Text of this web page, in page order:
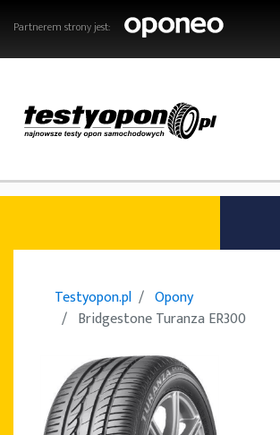
Partnerem strony jest:
AKTUALNOŚCI
OPONY
TESTY OPON
Testyopon.pl
Opony
Bridgestone Turanza ER300